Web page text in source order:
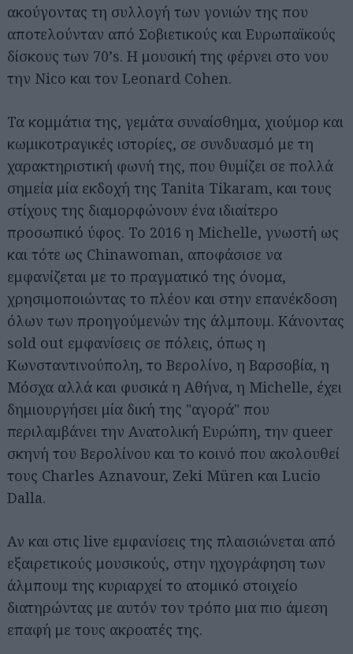
ακούγοντας τη συλλογή των γονιών της που
αποτελούνταν από Σοβιετικούς και Ευρωπαϊκούς
δίσκους των 70’s. Η μουσική της φέρνει στο νου
την Nico και τον Leonard Cohen.
Τα κομμάτια της, γεμάτα συναίσθημα, χιούμορ και
κωμικοτραγικές ιστορίες, σε συνδυασμό με τη
χαρακτηριστική φωνή της, που θυμίζει σε πολλά
σημεία μία εκδοχή της Tanita Tikaram, και τους
στίχους της διαμορφώνουν ένα ιδιαίτερο
προσωπικό ύφος. Το 2016 η Michelle, γνωστή ως
και τότε ως Chinawoman, αποφάσισε να
εμφανίζεται με το πραγματικό της όνομα,
χρησιμοποιώντας το πλέον και στην επανέκδοση
όλων των προηγούμενών της άλμπουμ. Κάνοντας
sold out εμφανίσεις σε πόλεις, όπως η
Κωνσταντινούπολη, το Βερολίνο, η Βαρσοβία, η
Μόσχα αλλά και φυσικά η Αθήνα, η Michelle, έχει
δημιουργήσει μία δική της "αγορά" που
περιλαμβάνει την Ανατολική Ευρώπη, την queer
σκηνή του Βερολίνου και το κοινό που ακολουθεί
τους Charles Aznavour, Zeki Müren και Lucio
Dalla.
Αν και στις live εμφανίσεις της πλαισιώνεται από
εξαιρετικούς μουσικούς, στην ηχογράφηση των
άλμπουμ της κυριαρχεί το ατομικό στοιχείο
διατηρώντας με αυτόν τον τρόπο μια πιο άμεση
επαφή με τους ακροατές της.